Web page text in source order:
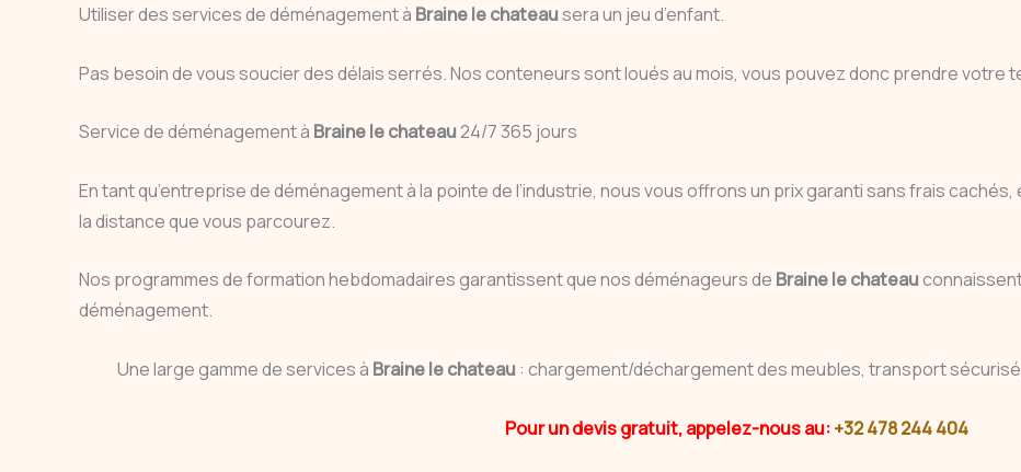
Utiliser des services de déménagement à Braine le chateausera un jeu d’enfant.
Pas besoin de vous soucier des délais serrés. Nos conteneurs sont loués au mois, vous pouvez donc prendre votre
Service de déménagement à Braine le chateau24/7 365 jours
En tant qu’entreprise de déménagement à la pointe de l’industrie, nous vous offrons un prix garanti sans frais
la distance que vous parcourez.
Nos programmes de formation hebdomadaires garantissent que nos déménageurs de Braine le chateau
déménagement.
Une large gamme de services à Braine le chateau : chargement/déchargement des meubles, transport
Pour un devis gratuit, appelez-nous au:+32 478 244 404